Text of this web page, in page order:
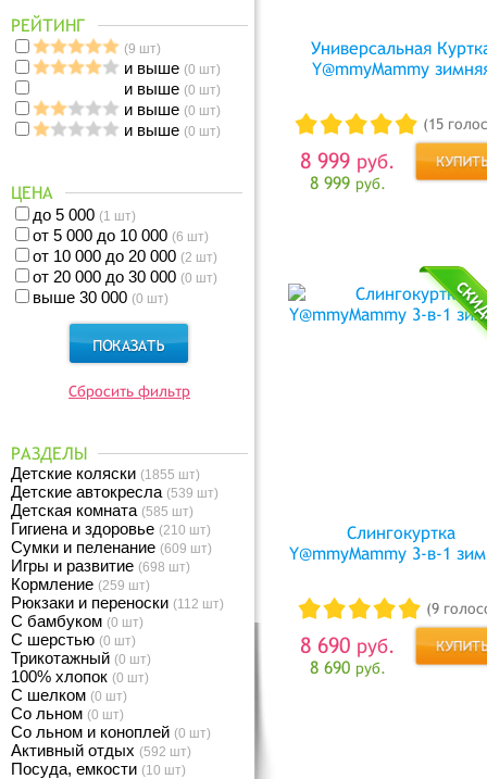
РЕЙТИНГ
(9 шт)
и выше (0 шт)
и выше (0 шт)
и выше (0 шт)
и выше (0 шт)
ЦЕНА
до 5 000 (1 шт)
от 5 000 до 10 000 (6 шт)
от 10 000 до 20 000 (2 шт)
от 20 000 до 30 000 (0 шт)
выше 30 000 (0 шт)
Сбросить фильтр
РАЗДЕЛЫ
Детские коляски (1855 шт)
Детские автокресла (539 шт)
Детская комната (585 шт)
Гигиена и здоровье (210 шт)
Сумки и пеленание (609 шт)
Игры и развитие (698 шт)
Кормление (259 шт)
Рюкзаки и переноски (112 шт)
С бамбуком (0 шт)
С шерстью (0 шт)
Трикотажный (0 шт)
100% хлопок (0 шт)
С шелком (0 шт)
Со льном (0 шт)
Со льном и коноплей (0 шт)
Активный отдых (592 шт)
Посуда, емкости (10 шт)
Универсальная
Y@mmyMammy
(15
8 999 руб.
8 999 руб.
Слингокуртка
Y@mmyMammy 3-в-1
(9
8 690 руб.
8 690 руб.